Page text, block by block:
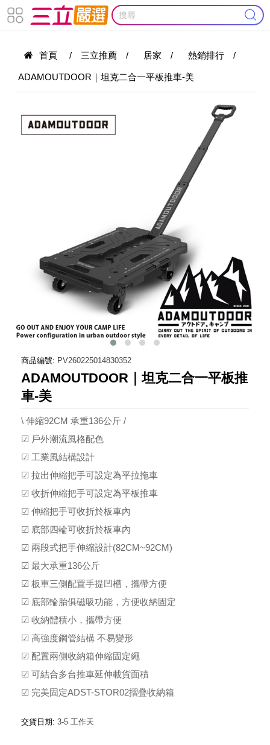
首頁 / 三立推薦 / 居家 / 熱銷排行 /
ADAMOUTDOOR｜坦克二合一平板推車-美
商品編號: PV260225014830352
ADAMOUTDOOR｜坦克二合一平板推
車-美
\ 伸縮92CM 承重136公斤 /
☑ 戶外潮流風格配色
☑ 工業風結構設計
☑ 拉出伸縮把手可設定為平拉拖車
☑ 收折伸縮把手可設定為平板推車
☑ 伸縮把手可收折於板車內
☑ 底部四輪可收折於板車內
☑ 兩段式把手伸縮設計(82CM~92CM)
☑ 最大承重136公斤
☑ 板車三側配置手提凹槽，攜帶方便
☑ 底部輪胎俱磁吸功能，方便收納固定
☑ 收納體積小，攜帶方便
☑ 高強度鋼管結構 不易變形
☑ 配置兩側收納箱伸縮固定繩
☑ 可結合多台推車延伸載貨面積
☑ 完美固定ADST-STOR02摺疊收納箱
交貨日期: 3-5 工作天